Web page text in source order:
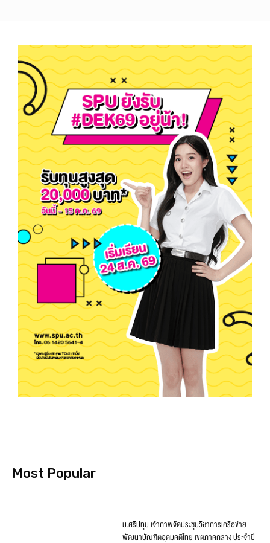
Most Popular
ม.ศรีปทุม เจ้าภาพจัดประชุมวิชาการเครือข่าย
พัฒนาบัณฑิตอุดมคติไทย เขตภาคกลาง ประจำปี